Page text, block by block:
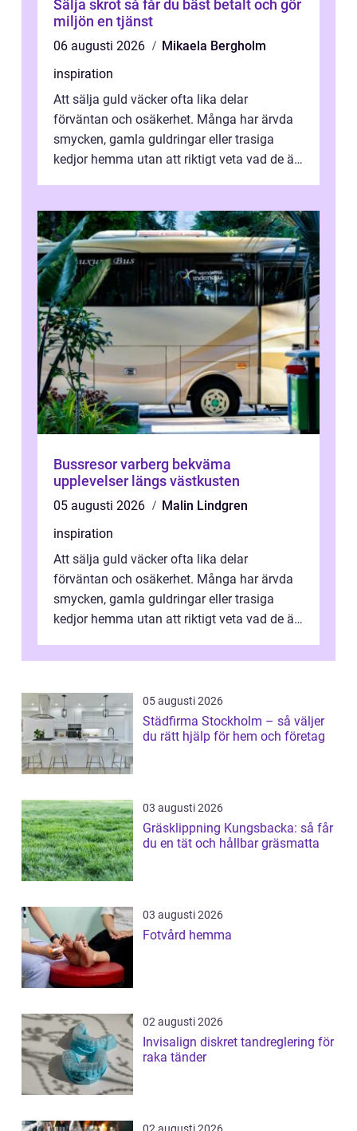
Sälja skrot så får du bäst betalt och gör
miljön en tjänst
06 augusti 2026
Mikaela Bergholm
inspiration
Att sälja guld väcker ofta lika delar
förväntan och osäkerhet. Många har ärvda
smycken, gamla guldringar eller trasiga
kedjor hemma utan att riktigt veta vad de är
Bussresor varberg bekväma
upplevelser längs västkusten
05 augusti 2026
Malin Lindgren
inspiration
Att sälja guld väcker ofta lika delar
förväntan och osäkerhet. Många har ärvda
smycken, gamla guldringar eller trasiga
kedjor hemma utan att riktigt veta vad de är
05 augusti 2026
Städfirma Stockholm – så väljer
du rätt hjälp för hem och företag
03 augusti 2026
Gräsklippning Kungsbacka: så får
du en tät och hållbar gräsmatta
03 augusti 2026
Fotvård hemma
02 augusti 2026
Invisalign diskret tandreglering för
raka tänder